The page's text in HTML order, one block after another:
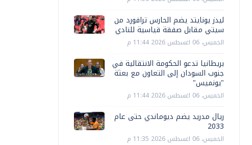
ليدز يونايتد يضم الحارس ترافورد من
سيتي مقابل صفقة قياسية للنادي
الخميس، 06 اغسطس 2026 11:44 م
بريطانيا تدعو الحكومة الانتقالية في
جنوب السودان إلى التعاون مع بعثة
"يونميس"
الخميس، 06 اغسطس 2026 11:44 م
ريال مدريد يضم ديوماندي حتى عام
2033
الخميس، 06 اغسطس 2026 11:35 م